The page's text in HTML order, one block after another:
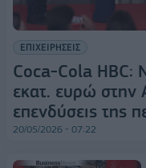
ΕΠΙΧΕΙΡΗΣΕΙΣ
Coca-Cola HBC:
εκατ. ευρώ στην
επενδύσεις της
20/05/2026 - 07:22